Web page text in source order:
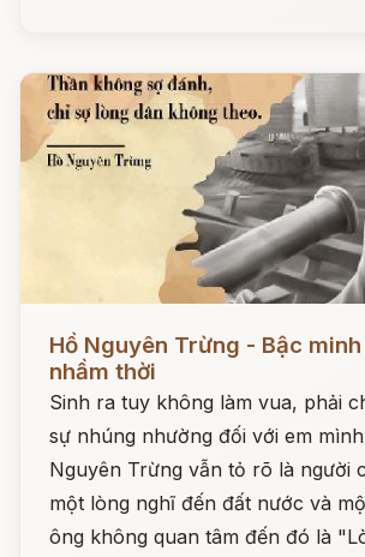
Đọc ngay
Hồ Nguyên Trừng - Bậc
nhầm thời
Sinh ra tuy không làm vua, phải
sự nhúng nhường đối với em
Nguyên Trừng vẫn tỏ rõ là người
một lòng nghĩ đến đất nước và
ông không quan tâm đến đó là